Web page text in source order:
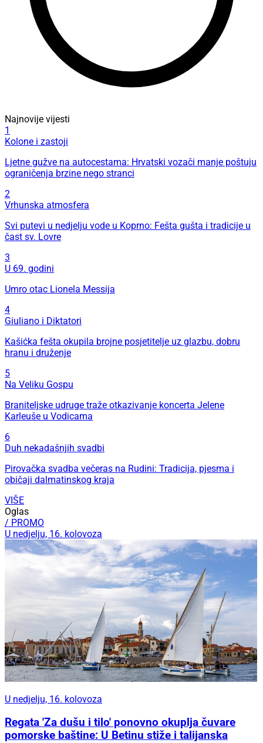
Najnovije vijesti
1
Kolone i zastoji
Ljetne gužve na autocestama: Hrvatski vozači manje poštuju
ograničenja brzine nego stranci
2
Vrhunska atmosfera
Svi putevi u nedjelju vode u Koprno: Fešta gušta i tradicije u
čast sv. Lovre
3
U 69. godini
Umro otac Lionela Messija
4
Giuliano i Diktatori
Kašićka fešta okupila brojne posjetitelje uz glazbu, dobru
hranu i druženje
5
Na Veliku Gospu
Braniteljske udruge traže otkazivanje koncerta Jelene
Karleuše u Vodicama
6
Duh nekadašnjih svadbi
Pirovačka svadba večeras na Rudini: Tradicija, pjesma i
običaji dalmatinskog kraja
VIŠE
Oglas
/ PROMO
U nedjelju, 16. kolovoza
U nedjelju, 16. kolovoza
Regata 'Za dušu i tilo' ponovno okuplja čuvare
pomorske baštine: U Betinu stiže i talijanska